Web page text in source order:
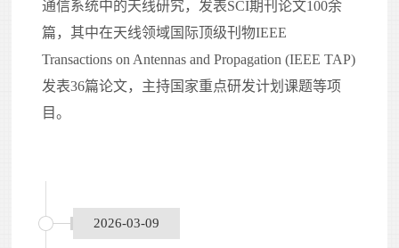
通信系统中的天线研究， 发表SCI期刊论文100余
篇，其中在天线领域国际顶级刊物IEEE
Transactions on Antennas and Propagation (IEEE TAP)
发表36篇论文， 主持国家重点研发计划课题等项
目。
2026-03-09